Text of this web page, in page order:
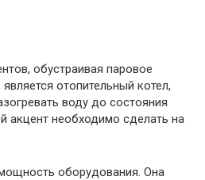
обустраивая паровое
отопительный котел,
воду до состояния
акцент необходимо сделать на
оборудования. Она